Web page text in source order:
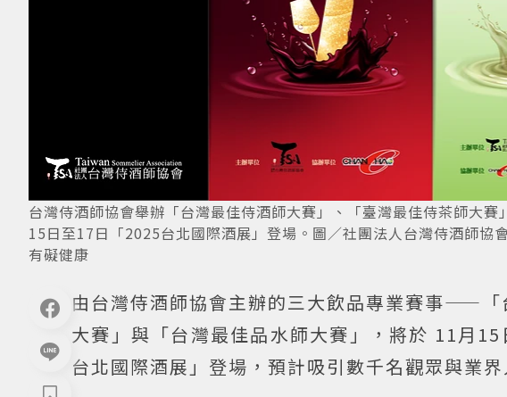
台灣侍酒師協會舉辦「台灣最佳侍酒師大賽」、「臺灣最佳侍茶師大
15日至17日「2025台北國際酒展」登場。圖／社團法人台灣侍酒師協
有礙健康
由台灣侍酒師協會主辦的三大飲品專業賽事——
大賽」與「台灣最佳品水師大賽」，將於 11月
台北國際酒展」登場，預計吸引數千名觀眾與業界